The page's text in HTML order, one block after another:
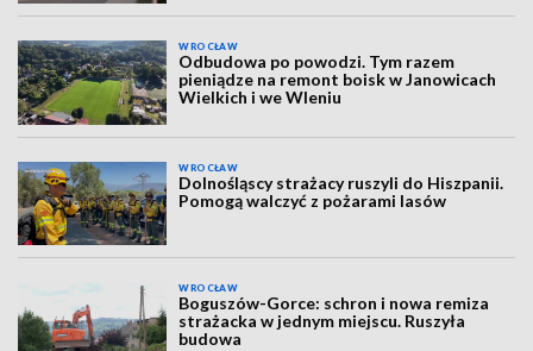
WROCŁAW
Odbudowa po powodzi. Tym razem
pieniądze na remont boisk w Janowicach
Wielkich i we Wleniu
WROCŁAW
Dolnośląscy strażacy ruszyli do Hiszpanii.
Pomogą walczyć z pożarami lasów
WROCŁAW
Boguszów-Gorce: schron i nowa remiza
strażacka w jednym miejscu. Ruszyła
budowa